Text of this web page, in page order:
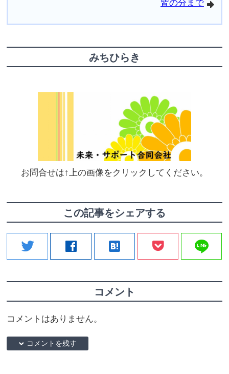
arrowright
皆の分まで
みちひらき
お問合せは↑上の画像をクリックしてください。
この記事をシェアする
twitter facebook hatenabookmark line
コメント
コメントはありません。
down コメントを残す